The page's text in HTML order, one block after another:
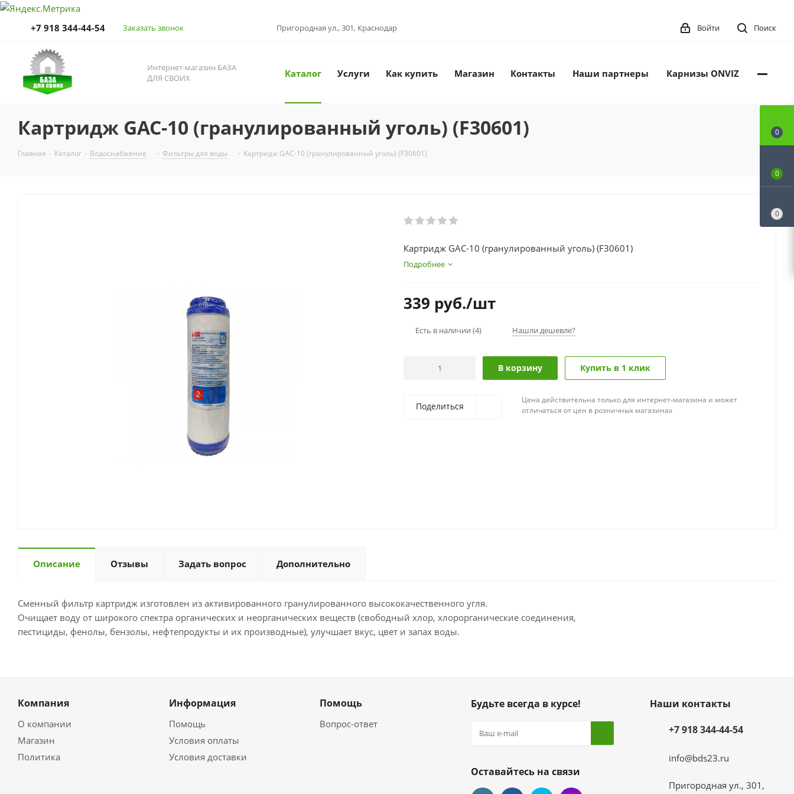
+7 918 344-44-54 Заказать звонок Пригородная ул., 301, Краснодар Поиск
Войти
Интернет-магазин БАЗА
ДЛЯ СВОИХ
Каталог Услуги Как купить Магазин Контакты Наши партнеры Карнизы ONVIZ
Картридж GAC-10 (гранулированный уголь) (F30601)
Главная - Каталог - Водоснабжение - Фильтры для воды - Картридж GAC-10 (гранулированный уголь) (F30601)
Картридж GAC-10 (гранулированный уголь) (F30601)
Подробнее
339 руб./шт
Есть в наличии (4) Нашли дешевле?
В корзину Купить в 1 клик
Поделиться
Цена действительна только для интернет-магазина и может
отличаться от цен в розничных магазинах
Описание Отзывы Задать вопрос Дополнительно
Сменный фильтр картридж изготовлен из активированного гранулированного высококачественного угля.
Очищает воду от широкого спектра органических и неорганических веществ (свободный хлор, хлорорганические соединения,
пестициды, фенолы, бензолы, нефтепродукты и их производные), улучшает вкус, цвет и запах воды.
Компания
О компании
Магазин
Политика
Информация
Помощь
Условия оплаты
Условия доставки
Помощь
Вопрос-ответ
Будьте всегда в курсе!
Оставайтесь на связи
Наши контакты
+7 918 344-44-54
info@bds23.ru
Пригородная ул., 301,
0
0
0